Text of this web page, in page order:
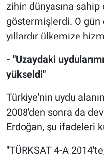
zihin dünyasına sahip
göstermişlerdi. O
yıllardır ülkemize
- "Uzaydaki
yükseldi"
Türkiye'nin uydu
2008'den sonra da
Erdoğan, şu ifadeleri
"TÜRKSAT 4-A